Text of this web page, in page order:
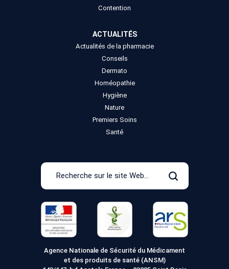
Contention
ACTUALITÉS
Actualités de la pharmacie
Conseils
Dermato
Homéopathie
Hygiène
Nature
Premiers Soins
Santé
Recherche
le
site
Web
Rechercher
Agence Nationale de Sécurité du Médicament
et des produits de santé (ANSM)